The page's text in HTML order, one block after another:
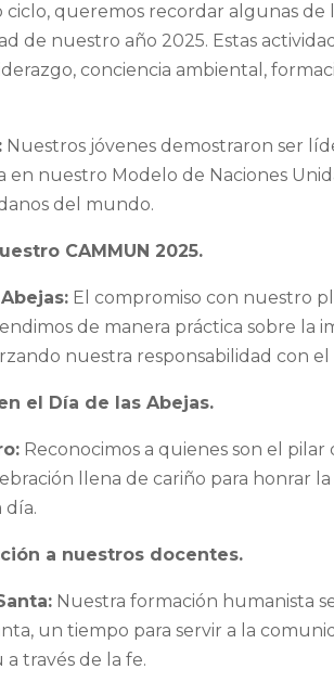
queremos recordar algunas de
de nuestro año 2025. Estas
conciencia ambiental,
Nuestros jóvenes demostraron ser
nuestro Modelo de Naciones
del mundo.
CAMMUN 2025.
El compromiso con nuestro
de manera práctica sobre la
nuestra responsabilidad con
el Día de las Abejas.
Reconocimos a quienes son el pilar
llena de cariño para honrar la
día.
a nuestros docentes.
Nuestra formación humanista
un tiempo para servir a la
través de la fe.